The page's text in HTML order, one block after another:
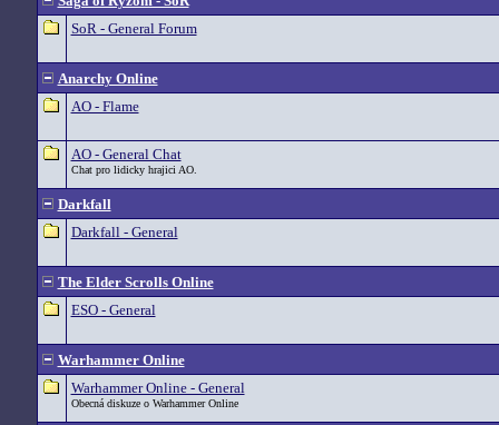
SoR - General Forum
Anarchy Online
AO - Flame
AO - General Chat
Chat pro lidicky hrajici AO.
Darkfall
Darkfall - General
The Elder Scrolls Online
ESO - General
Warhammer Online
Warhammer Online - General
Obecná diskuze o Warhammer Online